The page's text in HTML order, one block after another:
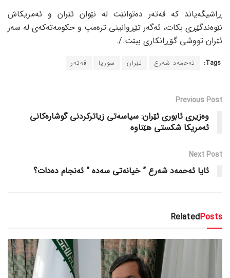
ڕاشیگەیاند کە قەتەر دەتوانێت لە نێوان ئێران و ئەمریکاش
نێوەندگێڕی بکات، ئەگەر تێڕوانینی ترەمپ و حکومەتەکەی لە سەر
ئێران تووشی گۆڕانکاری ببێت./.
Tags: ئەحمەد شەرع ئێران سوریا قەتەر
Previous Post
وەزیری ئابوری ئێران: سیاسەتی زیاترکردنی گوشارەکانی
ئەمریکا شکستی هێناوە
Next Post
ئایا ئەحمەد شەرع ” خیانەتی سەدە ” ئەنجام دەدات؟
RelatedPosts